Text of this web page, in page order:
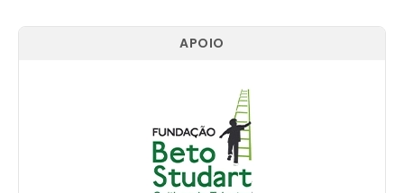
APOIO